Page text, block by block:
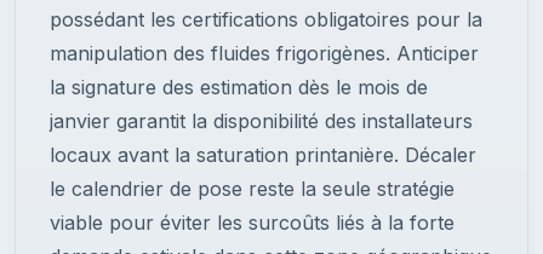
possédant les certifications obligatoires pour la
manipulation des fluides frigorigènes. Anticiper
la signature des estimation dès le mois de
janvier garantit la disponibilité des installateurs
locaux avant la saturation printanière. Décaler
le calendrier de pose reste la seule stratégie
viable pour éviter les surcoûts liés à la forte